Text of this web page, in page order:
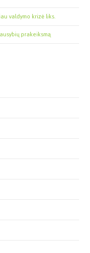
valdymo krizė liks.
prakeiksmą